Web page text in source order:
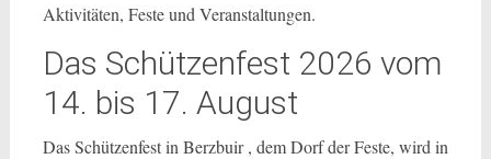
Aktivitäten, Feste und Veranstaltungen.
Das Schützenfest 2026 vom
14. bis 17. August
Das Schützenfest in Berzbuir , dem Dorf der Feste, wird in